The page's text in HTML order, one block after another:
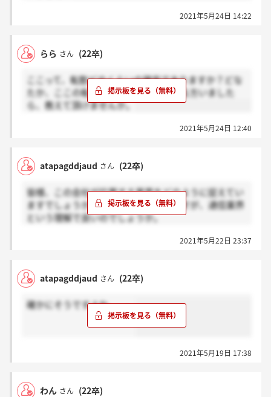
2021年5月24日 14:22
らら さん (22卒)
ここって、転勤どのくらいの確率でありますか？どな
たか、ここの転勤について情報持ってる方いました
ら、教えて頂けませんか。
2021年5月24日 12:40
atapagddjaud さん (22卒)
皆様、この会社が位置する業界をどのように捉えてい
ますでしょうか。様々な事業がありますが、通信業界
という理解で良いのでしょうか。
業界の志望理由について聞かれた時に備えたいと思
2021年5月22日 23:37
atapagddjaud さん (22卒)
確かにそうですよね、、、
2021年5月19日 17:38
わん さん (22卒)